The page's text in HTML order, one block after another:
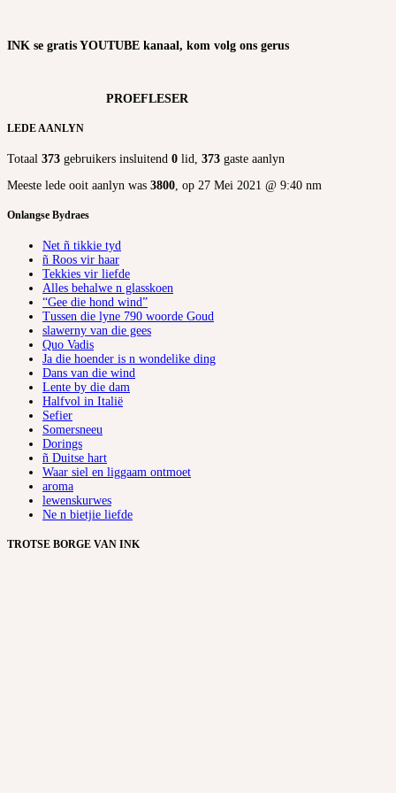
INK se gratis YOUTUBE kanaal, kom volg ons gerus
PROEFLESER
LEDE AANLYN
Totaal 373 gebruikers insluitend 0 lid, 373 gaste aanlyn
Meeste lede ooit aanlyn was 3800 , op 27 Mei 2021 @ 9:40 nm
Onlangse Bydraes
Net ñ tikkie tyd
ñ Roos vir haar
Tekkies vir liefde
Alles behalwe n glasskoen
“Gee die hond wind”
Tussen die lyne 790 woorde Goud
slawerny van die gees
Quo Vadis
Ja die hoender is n wondelike ding
Dans van die wind
Lente by die dam
Halfvol in Italië
Sefier
Somersneeu
Dorings
ñ Duitse hart
Waar siel en liggaam ontmoet
aroma
lewenskurwes
Ne n bietjie liefde
TROTSE BORGE VAN INK